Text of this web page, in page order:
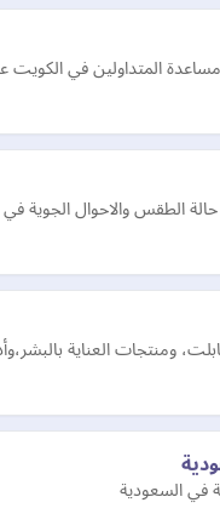
المتداولين في الكويت
والاحوال الجوية في
ومنتجات العناية
في السعودية